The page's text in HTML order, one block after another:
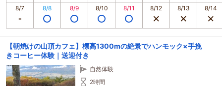
8/7
8/8 8/9 8/10 8/11 8/12 8/13 8/14
【朝焼けの山頂カフェ】標高1300mの絶景でハンモック×手挽
きコーヒー体験｜送迎付き
自然体験
2時間